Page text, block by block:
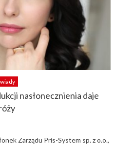
nasłonecznienia daje
Zarządu Pris-System sp. z o.o.,